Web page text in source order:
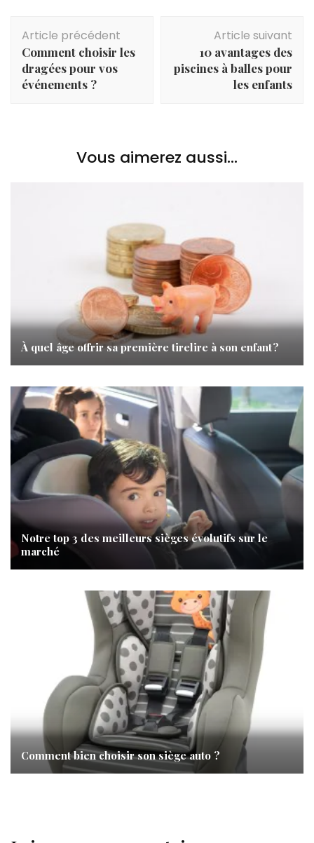
d'article
Article précédent
Comment choisir les
dragées pour vos
événements ?
Article suivant
10 avantages des
piscines à balles pour
les enfants
Vous aimerez aussi...
À quel âge offrir sa première tirelire à son enfant ?
Notre top 3 des meilleurs sièges évolutifs sur le
marché
Comment bien choisir son siège auto ?